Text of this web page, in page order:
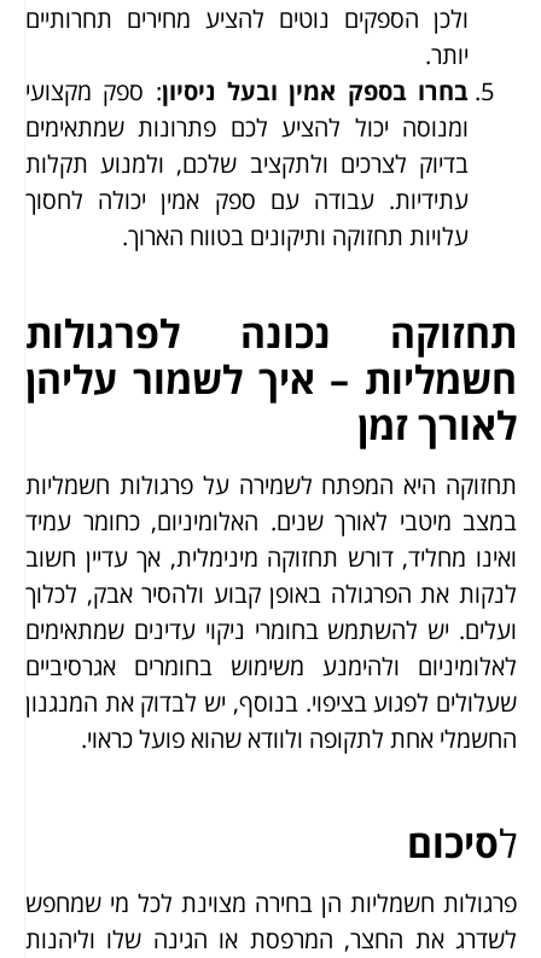
ולכן הספקים נוטים להציע מחירים תחרותיים
יותר.
בחרו בספק אמין ובעל ניסיון: ספק מקצועי
ומנוסה יכול להציע לכם פתרונות שמתאימים
בדיוק לצרכים ולתקציב שלכם, ולמנוע תקלות
עתידיות. עבודה עם ספק אמין יכולה לחסוך
עלויות תחזוקה ותיקונים בטווח הארוך.
תחזוקה נכונה לפרגולות
חשמליות – איך לשמור עליהן
לאורך זמן
תחזוקה היא המפתח לשמירה על פרגולות חשמליות
במצב מיטבי לאורך שנים. האלומיניום, כחומר עמיד
ואינו מחליד, דורש תחזוקה מינימלית, אך עדיין חשוב
לנקות את הפרגולה באופן קבוע ולהסיר אבק, לכלוך
ועלים. יש להשתמש בחומרי ניקוי עדינים שמתאימים
לאלומיניום ולהימנע משימוש בחומרים אגרסיביים
שעלולים לפגוע בציפוי. בנוסף, יש לבדוק את המנגנון
החשמלי אחת לתקופה ולוודא שהוא פועל כראוי.
לסיכום
פרגולות חשמליות הן בחירה מצוינת לכל מי שמחפש
לשדרג את החצר, המרפסת או הגינה שלו וליהנות